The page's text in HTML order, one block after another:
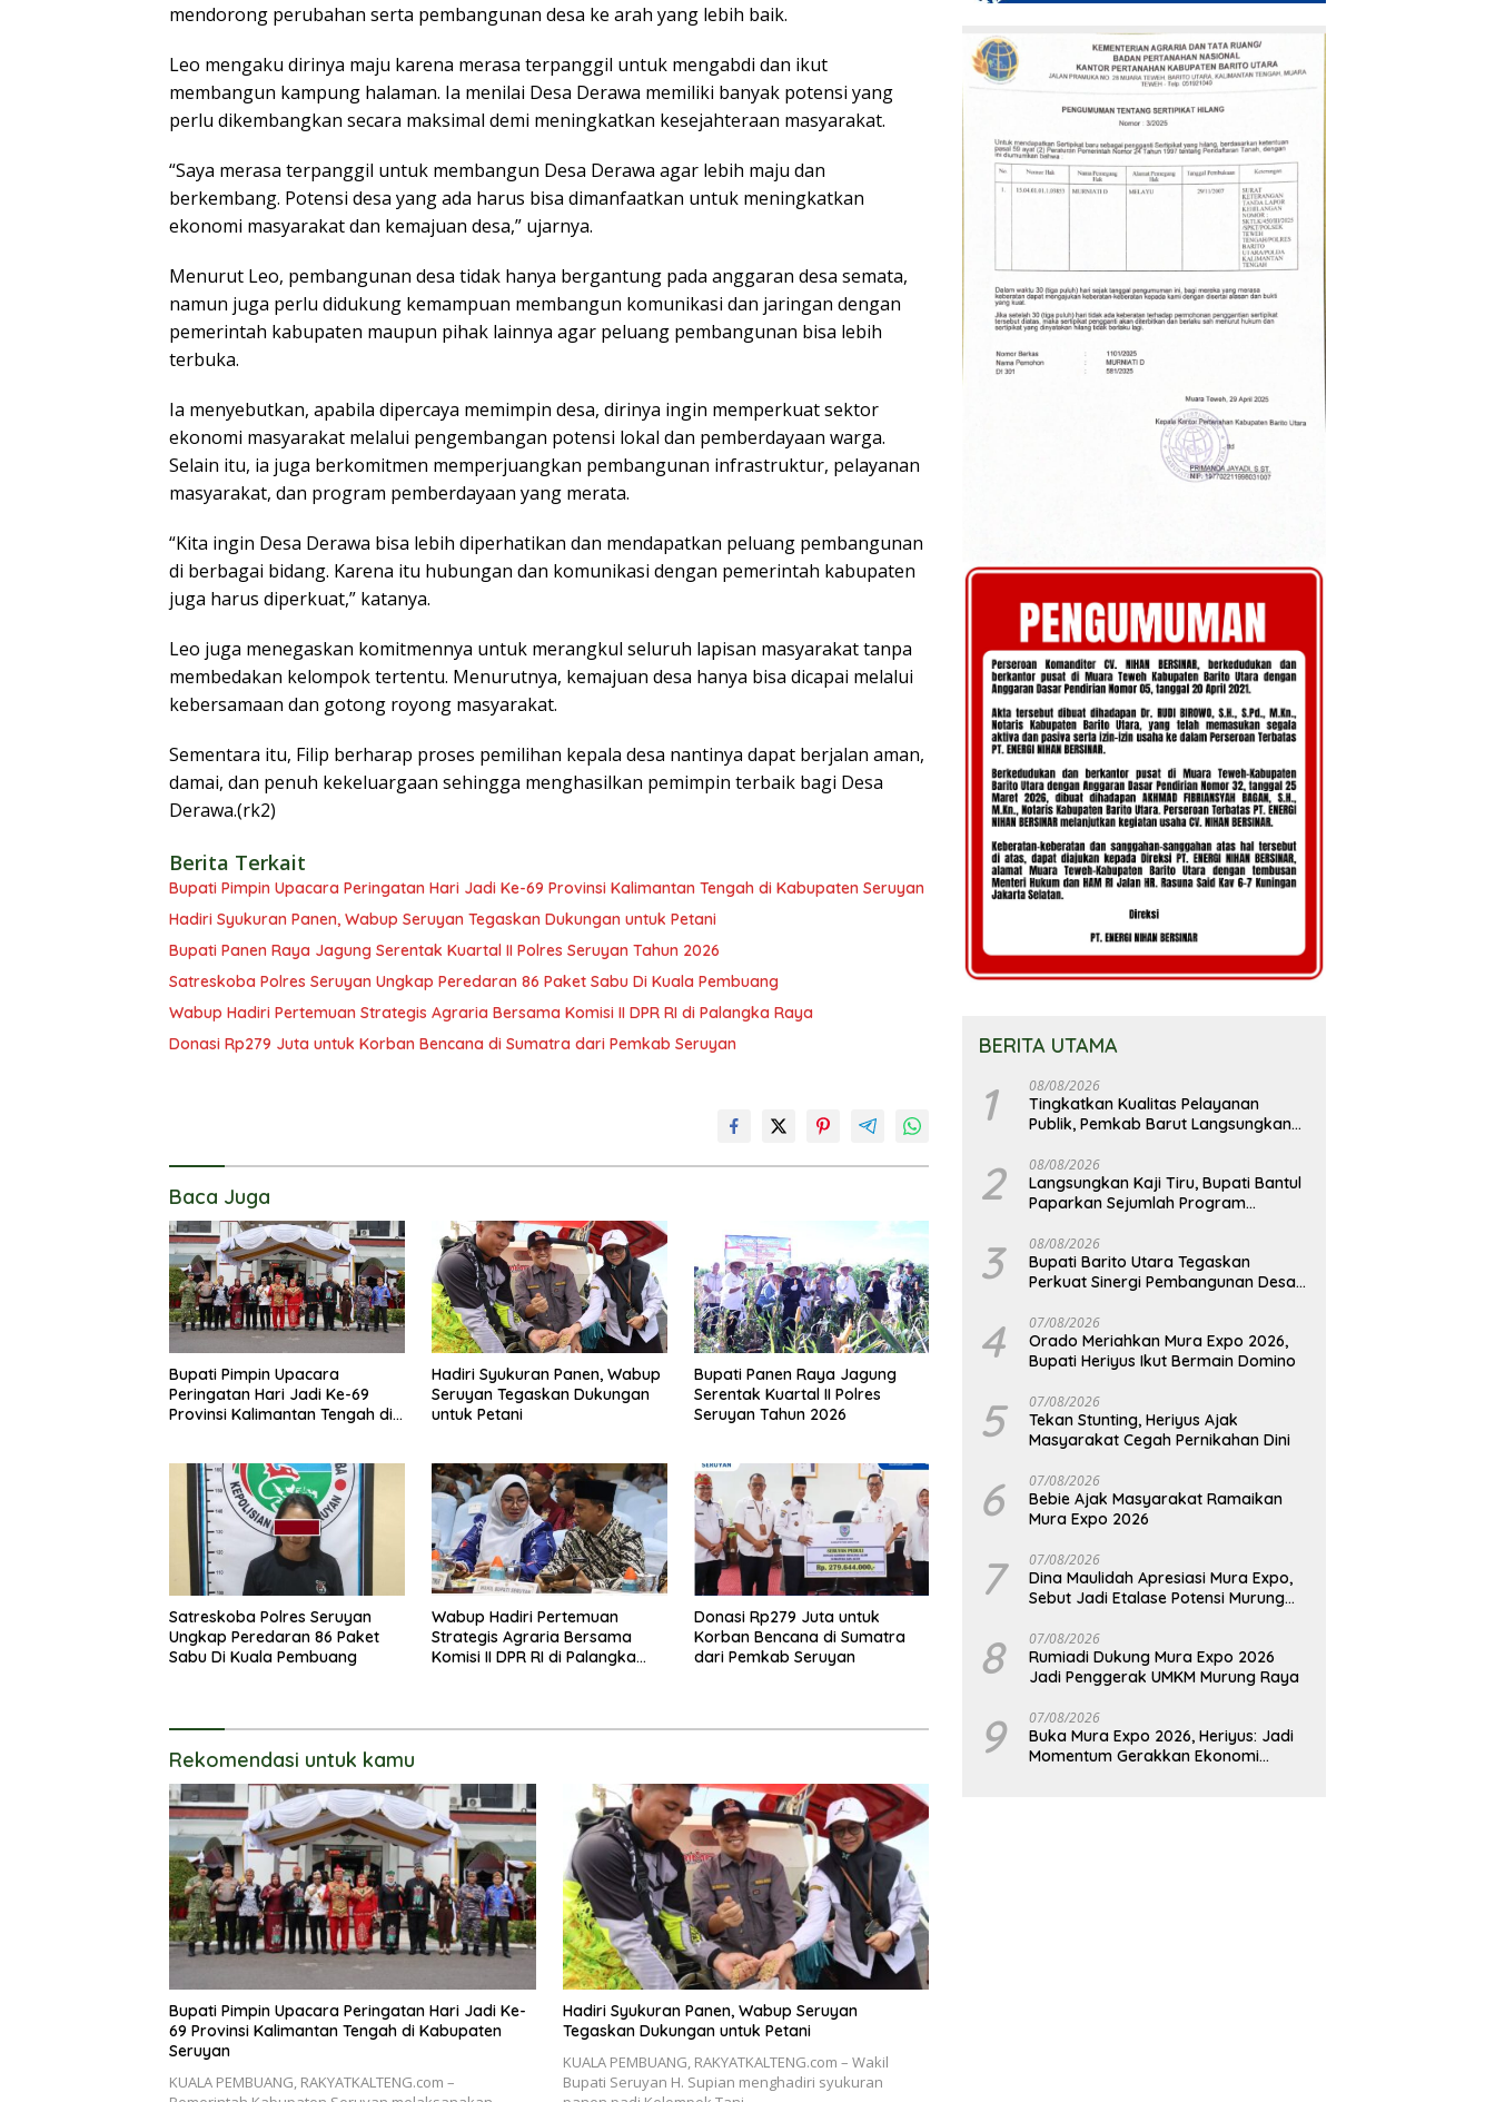
mendorong perubahan serta pembangunan desa ke arah yang lebih baik.
Leo mengaku dirinya maju karena merasa terpanggil untuk mengabdi dan ikut
membangun kampung halaman. Ia menilai Desa Derawa memiliki banyak potensi yang
perlu dikembangkan secara maksimal demi meningkatkan kesejahteraan masyarakat.
“Saya merasa terpanggil untuk membangun Desa Derawa agar lebih maju dan
berkembang. Potensi desa yang ada harus bisa dimanfaatkan untuk meningkatkan
ekonomi masyarakat dan kemajuan desa,” ujarnya.
Menurut Leo, pembangunan desa tidak hanya bergantung pada anggaran desa semata,
namun juga perlu didukung kemampuan membangun komunikasi dan jaringan dengan
pemerintah kabupaten maupun pihak lainnya agar peluang pembangunan bisa lebih
terbuka.
Ia menyebutkan, apabila dipercaya memimpin desa, dirinya ingin memperkuat sektor
ekonomi masyarakat melalui pengembangan potensi lokal dan pemberdayaan warga.
Selain itu, ia juga berkomitmen memperjuangkan pembangunan infrastruktur, pelayanan
masyarakat, dan program pemberdayaan yang merata.
“Kita ingin Desa Derawa bisa lebih diperhatikan dan mendapatkan peluang pembangunan
di berbagai bidang. Karena itu hubungan dan komunikasi dengan pemerintah kabupaten
juga harus diperkuat,” katanya.
Leo juga menegaskan komitmennya untuk merangkul seluruh lapisan masyarakat tanpa
membedakan kelompok tertentu. Menurutnya, kemajuan desa hanya bisa dicapai melalui
kebersamaan dan gotong royong masyarakat.
Sementara itu, Filip berharap proses pemilihan kepala desa nantinya dapat berjalan aman,
damai, dan penuh kekeluargaan sehingga menghasilkan pemimpin terbaik bagi Desa
Derawa.(rk2)
Berita Terkait
Bupati Pimpin Upacara Peringatan Hari Jadi Ke-69 Provinsi Kalimantan Tengah di Kabupaten Seruyan
Hadiri Syukuran Panen, Wabup Seruyan Tegaskan Dukungan untuk Petani
Bupati Panen Raya Jagung Serentak Kuartal II Polres Seruyan Tahun 2026
Satreskoba Polres Seruyan Ungkap Peredaran 86 Paket Sabu Di Kuala Pembuang
Wabup Hadiri Pertemuan Strategis Agraria Bersama Komisi II DPR RI di Palangka Raya
Donasi Rp279 Juta untuk Korban Bencana di Sumatra dari Pemkab Seruyan
Baca Juga
Bupati Pimpin Upacara
Peringatan Hari Jadi Ke-69
Provinsi Kalimantan Tengah di
Hadiri Syukuran Panen, Wabup
Seruyan Tegaskan Dukungan
untuk Petani
Bupati Panen Raya Jagung
Serentak Kuartal II Polres
Seruyan Tahun 2026
Satreskoba Polres Seruyan
Ungkap Peredaran 86 Paket
Sabu Di Kuala Pembuang
Wabup Hadiri Pertemuan
Strategis Agraria Bersama
Komisi II DPR RI di Palangka
Donasi Rp279 Juta untuk
Korban Bencana di Sumatra
dari Pemkab Seruyan
Rekomendasi untuk kamu
Bupati Pimpin Upacara Peringatan Hari Jadi Ke-
69 Provinsi Kalimantan Tengah di Kabupaten
Seruyan
KUALA PEMBUANG, RAKYATKALTENG.com –
Hadiri Syukuran Panen, Wabup Seruyan
Tegaskan Dukungan untuk Petani
KUALA PEMBUANG, RAKYATKALTENG.com – Wakil
Bupati Seruyan H. Supian menghadiri syukuran
BERITA UTAMA
1 08/08/2026
Tingkatkan Kualitas Pelayanan
Publik, Pemkab Barut Langsungkan
Progo
2 08/08/2026
Langsungkan Kaji Tiru, Bupati Bantul
Paparkan Sejumlah Program
3 08/08/2026
Bupati Barito Utara Tegaskan
Perkuat Sinergi Pembangunan Desa
Hadapi Potensi Karhutla
4 07/08/2026
Orado Meriahkan Mura Expo 2026,
Bupati Heriyus Ikut Bermain Domino
5 07/08/2026
Tekan Stunting, Heriyus Ajak
Masyarakat Cegah Pernikahan Dini
6 07/08/2026
Bebie Ajak Masyarakat Ramaikan
Mura Expo 2026
7 07/08/2026
Dina Maulidah Apresiasi Mura Expo,
Sebut Jadi Etalase Potensi Murung
8 07/08/2026
Rumiadi Dukung Mura Expo 2026
Jadi Penggerak UMKM Murung Raya
9 07/08/2026
Buka Mura Expo 2026, Heriyus: Jadi
Momentum Gerakkan Ekonomi